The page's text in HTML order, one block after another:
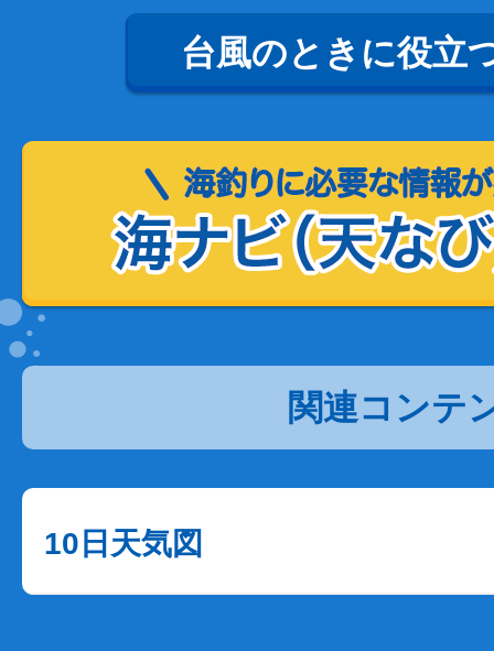
台風のときに役立
関連コンテ
10日天気図